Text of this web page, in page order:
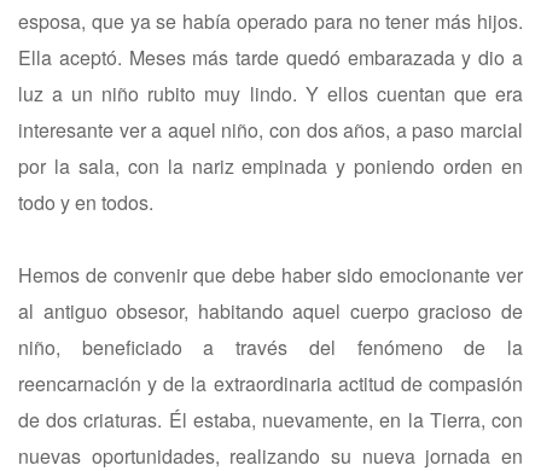
esposa, que ya se había operado para no tener más hijos.
Ella aceptó. Meses más tarde quedó embarazada y dio a
luz a un niño rubito muy lindo. Y ellos cuentan que era
interesante ver a aquel niño, con dos años, a paso marcial
por la sala, con la nariz empinada y poniendo orden en
todo y en todos.
Hemos de convenir que debe haber sido emocionante ver
al antiguo obsesor, habitando aquel cuerpo gracioso de
niño, beneficiado a través del fenómeno de la
reencarnación y de la extraordinaria actitud de compasión
de dos criaturas. Él estaba, nuevamente, en la Tierra, con
nuevas oportunidades, realizando su nueva jornada en